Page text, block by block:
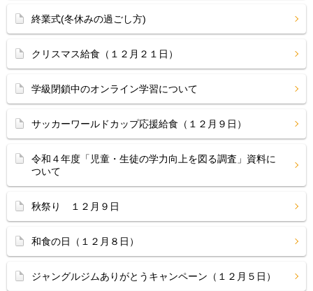
終業式(冬休みの過ごし方)
クリスマス給食（１２月２１日）
学級閉鎖中のオンライン学習について
サッカーワールドカップ応援給食（１２月９日）
令和４年度「児童・生徒の学力向上を図る調査」資料に
ついて
秋祭り １２月９日
和食の日（１２月８日）
ジャングルジムありがとうキャンペーン（１２月５日）